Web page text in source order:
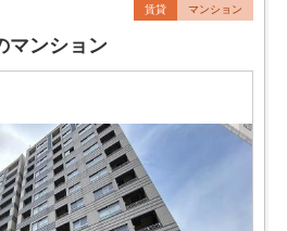
賃貸 マンション
マンション